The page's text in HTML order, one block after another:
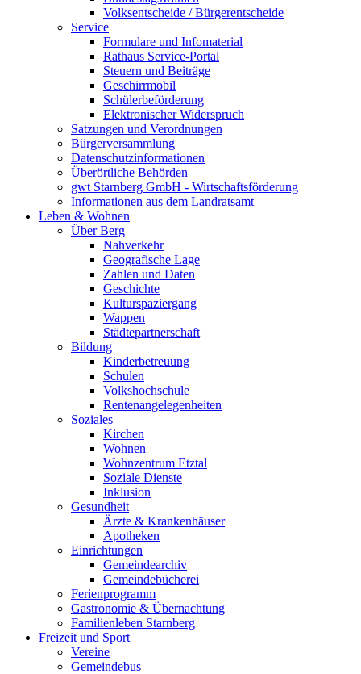
Volksentscheide / Bürgerentscheide
Service
Formulare und Infomaterial
Rathaus Service-Portal
Steuern und Beiträge
Geschirrmobil
Schülerbeförderung
Elektronischer Widerspruch
Satzungen und Verordnungen
Bürgerversammlung
Datenschutzinformationen
Überörtliche Behörden
gwt Starnberg GmbH - Wirtschaftsförderung
Informationen aus dem Landratsamt
Leben & Wohnen
Über Berg
Nahverkehr
Geografische Lage
Zahlen und Daten
Geschichte
Kulturspaziergang
Wappen
Städtepartnerschaft
Bildung
Kinderbetreuung
Schulen
Volkshochschule
Rentenangelegenheiten
Soziales
Kirchen
Wohnen
Wohnzentrum Etztal
Soziale Dienste
Inklusion
Gesundheit
Ärzte & Krankenhäuser
Apotheken
Einrichtungen
Gemeindearchiv
Gemeindebücherei
Ferienprogramm
Gastronomie & Übernachtung
Familienleben Starnberg
Freizeit und Sport
Vereine
Gemeindebus